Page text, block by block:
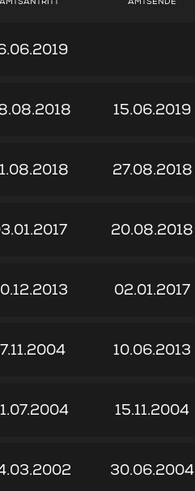
15.06.2019
27.08.2018
20.08.2018
02.01.2017
10.06.2013
15.11.2004
30.06.2004